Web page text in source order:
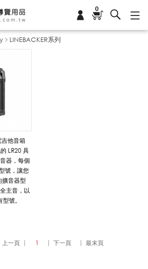
0
LINEBACKER系列
吉他音箱
LR20 具
器，每個
號，讓您
擴音器型
主音，以
號。
上一頁 1 下一頁 最末頁